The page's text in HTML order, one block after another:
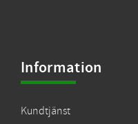
Information
Kundtjänst